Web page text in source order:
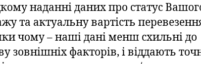
наданні даних про статус
та актуальну вартість
чому – наші дані менш схильні до
зовнішніх факторів, і віддають